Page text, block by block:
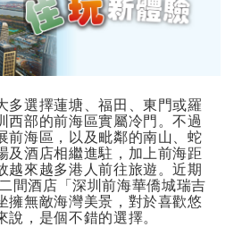
多選擇蓮塘、福田、東門或羅
西部的前海區實屬冷門。不過
前海區，以及毗鄰的南山、蛇
及酒店相繼進駐，加上前海距
越來越多港人前往旅遊。近期
間酒店「深圳前海華僑城瑞吉
擁無敵海灣美景，對於喜歡悠
說，是個不錯的選擇。